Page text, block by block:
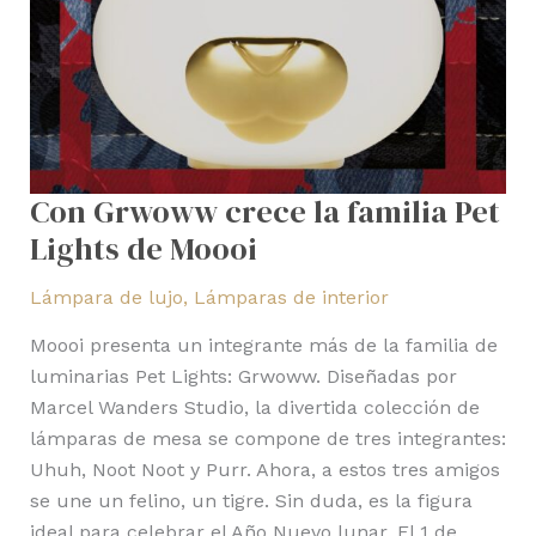
Con Grwoww crece la familia Pet
Lights de Moooi
Lámpara de lujo, Lámparas de interior
Moooi presenta un integrante más de la familia de
luminarias Pet Lights: Grwoww. Diseñadas por
Marcel Wanders Studio, la divertida colección de
lámparas de mesa se compone de tres integrantes:
Uhuh, Noot Noot y Purr. Ahora, a estos tres amigos
se une un felino, un tigre. Sin duda, es la figura
ideal para celebrar el Año Nuevo lunar. El 1 de
Moooi